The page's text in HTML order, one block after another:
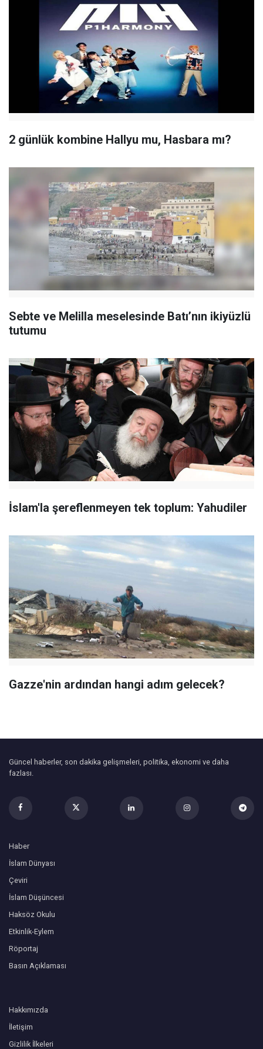
2 günlük kombine Hallyu mu, Hasbara mı?
Sebte ve Melilla meselesinde Batı’nın ikiyüzlü
tutumu
İslam'la şereflenmeyen tek toplum: Yahudiler
Gazze'nin ardından hangi adım gelecek?
Güncel haberler, son dakika gelişmeleri, politika, ekonomi ve daha
fazlası.
Haber
İslam Dünyası
Çeviri
İslam Düşüncesi
Haksöz Okulu
Etkinlik-Eylem
Röportaj
Basın Açıklaması
Hakkımızda
İletişim
Gizlilik İlkeleri